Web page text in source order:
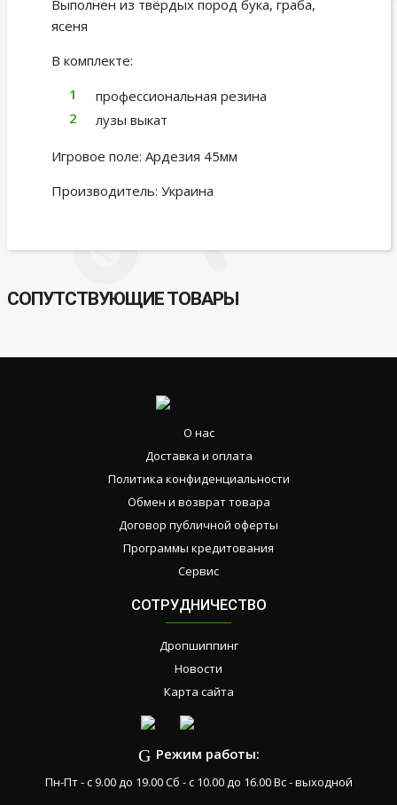
Выполнен из твёрдых пород бука, граба,
ясеня
В комплекте:
профессиональная резина
лузы выкат
Игровое поле: Ардезия 45мм
Производитель: Украина
СОПУТСТВУЮЩИЕ ТОВАРЫ
О нас
Доставка и оплата
Политика конфиденциальности
Обмен и возврат товара
Договор публичной оферты
Программы кредитования
Сервис
СОТРУДНИЧЕСТВО
Дропшиппинг
Новости
Карта сайта
Режим работы:
Пн-Пт - с 9.00 до 19.00 Сб - с 10.00 до 16.00 Вс - выходной